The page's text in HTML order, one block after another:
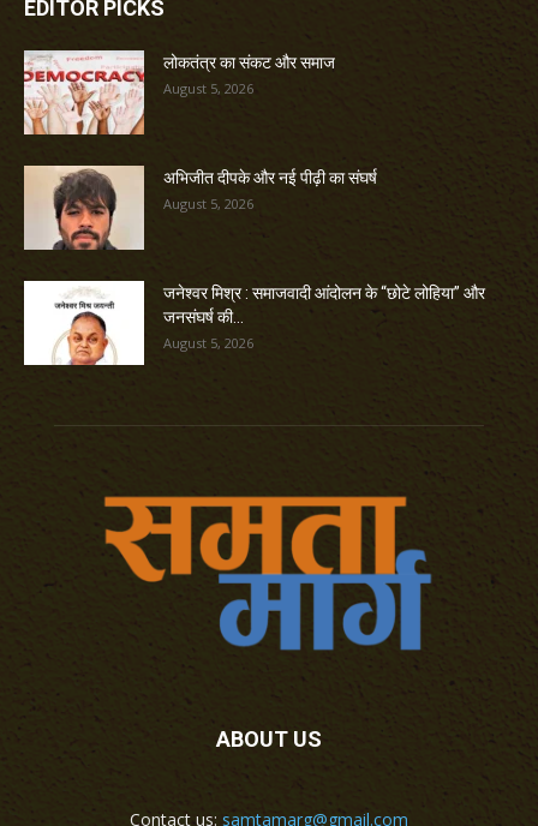
EDITOR PICKS
लोकतंत्र का संकट और समाज
August 5, 2026
अभिजीत दीपके और नई पीढ़ी का संघर्ष
August 5, 2026
जनेश्वर मिश्र : समाजवादी आंदोलन के “छोटे लोहिया” और
जनसंघर्ष की...
August 5, 2026
ABOUT US
Contact us: samtamarg@gmail.com